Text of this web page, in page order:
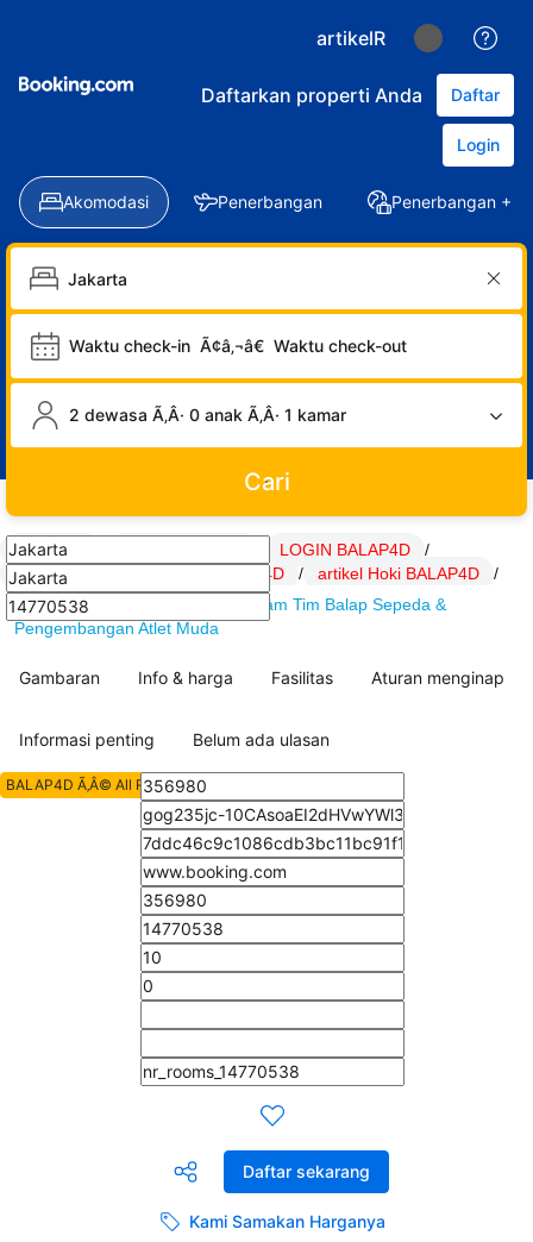
artikelR
Daftarkan properti Anda Daftar
Login
Akomodasi Penerbangan Penerbangan +
Waktu check-in Ã¢â‚¬â€ Waktu check-out
2 dewasa Ã‚Â· 0 anak Ã‚Â· 1 kamar
Cari
BALAP4D LOGIN BALAP4D
/
Link BALAP4D
SITUS BALAP4D / artikel Hoki BALAP4D
/
BALAP4D : MBH Bank Cycling Team Tim Balap Sepeda &
Pengembangan Atlet Muda
Gambaran Info & harga Fasilitas Aturan menginap
Informasi penting Belum ada ulasan
Daftar sekarang
Kami Samakan Harganya
BALAP4D Ã‚Â© All Rights Reserved